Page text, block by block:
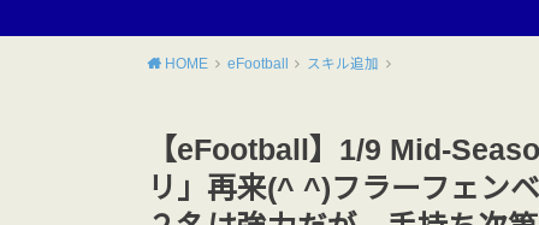
HOME eFootball スキル追加
【eFootball】1/9 Mid-
リ」再来(^ ^)フラーフェン